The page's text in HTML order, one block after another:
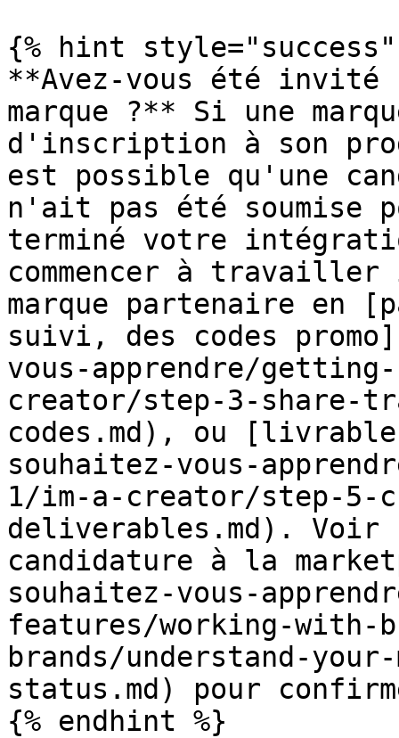
{% hint style="success"
**Avez-vous été invité
marque ?** Si une
d'inscription à son
est possible qu'une
n'ait pas été soumise
terminé votre
commencer à travailler
marque partenaire en
suivi, des codes
vous-apprendre/
creator/step-3-share-
codes.md), ou
souhaitez-vous-
1/im-a-creator/step-5-
deliverables.md). Voir
candidature à la
souhaitez-vous-
features/working-with-
brands/understand-
status.md) pour
{% endhint %}